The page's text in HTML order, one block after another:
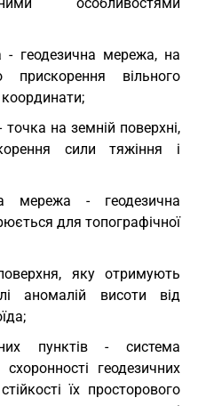
- геодезична мережа, на
прискорення вільного
на земній поверхні,
сили тяжіння і
мережа - геодезична
для топографічної
яку отримують
аномалій висоти від
пунктів - система
геодезичних
їх просторового